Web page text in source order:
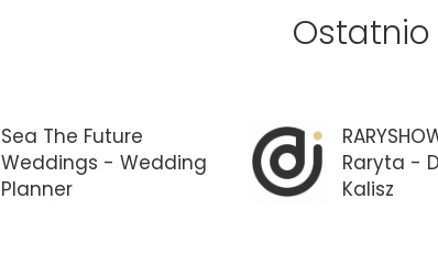
Sea The Future
Weddings - Wedding
Planner
Raryta -
Kalisz